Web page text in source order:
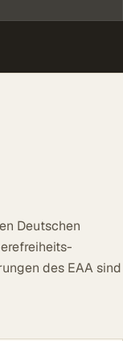
Deutschen
des EAA sind